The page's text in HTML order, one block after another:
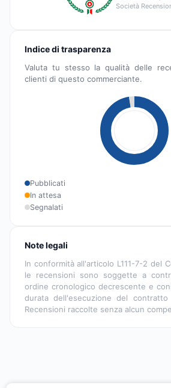
Società
Indice di trasparenza
Valuta tu stesso la qualità delle
clienti di questo commerciante.
Pubblicati
In attesa
Segnalati
Note legali
In conformità all'articolo L111-7-2 del
le recensioni sono soggette a
ordine cronologico decrescente e
durata dell'esecuzione del contratto
Recensioni raccolte senza alcun